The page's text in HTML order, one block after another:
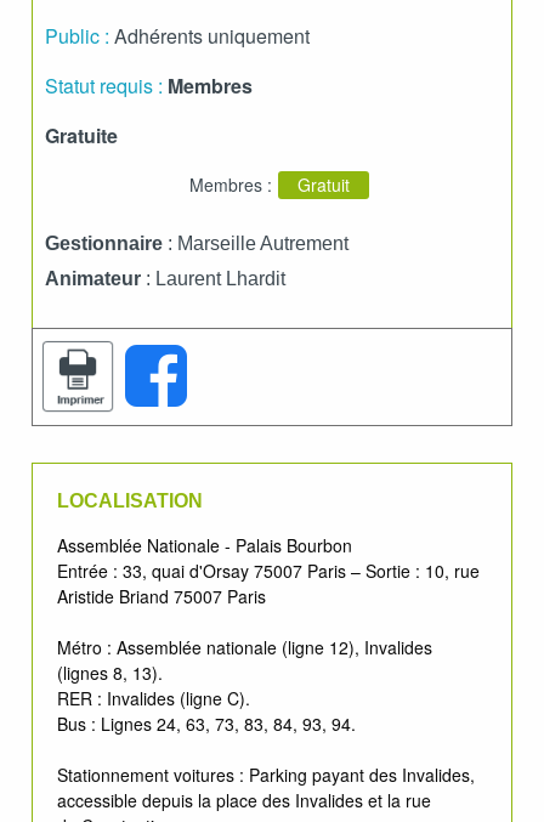
Public : Adhérents uniquement
Statut requis : Membres
Gratuite
Membres : Gratuit
Gestionnaire : Marseille Autrement
Animateur : Laurent Lhardit
LOCALISATION
Assemblée Nationale - Palais Bourbon
Entrée : 33, quai d'Orsay 75007 Paris – Sortie : 10, rue
Aristide Briand 75007 Paris
Métro : Assemblée nationale (ligne 12), Invalides
(lignes 8, 13).
RER : Invalides (ligne C).
Bus : Lignes 24, 63, 73, 83, 84, 93, 94.
Stationnement voitures : Parking payant des Invalides,
accessible depuis la place des Invalides et la rue